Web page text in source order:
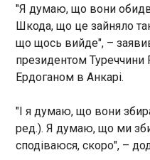
році - як наступник
Казахстану
до старої конституції
були обмежені одним
Нова конституція
семирічний термін для
терміни в рамках
враховуватимуться в
чи доведеться
ДТП у Миколаївській
водія взяли під варту
17:31:34
У Миколаєві суд обрав
Nissan Murano, який
повідомляє обласна прокуратура, чоловіка
залишили під вартою
внесення застави.
ЧИТАТЬ
"Я думаю, що вони
Шкода, що це зайняло
що щось вийде", – заявив
президентом
Ердоганом в Анкарі.
"І я думаю, що вони
ред.). Я думаю, що ми
сподіваюся, скоро", –